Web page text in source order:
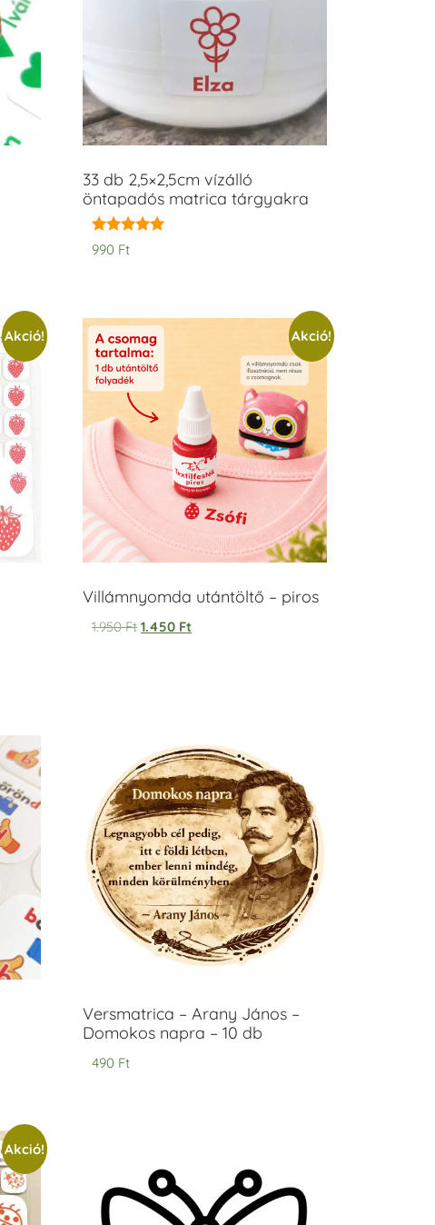
33 db 2,5×2,5cm vízálló
öntapadós matrica tárgyakra
Értékelés:
5.00
990 Ft
Akció! Akció!
Villámnyomda utántöltő – piros
1.950Ft 1.450 Ft
Versmatrica – Arany János –
Domokos napra – 10 db
490 Ft
Akció!